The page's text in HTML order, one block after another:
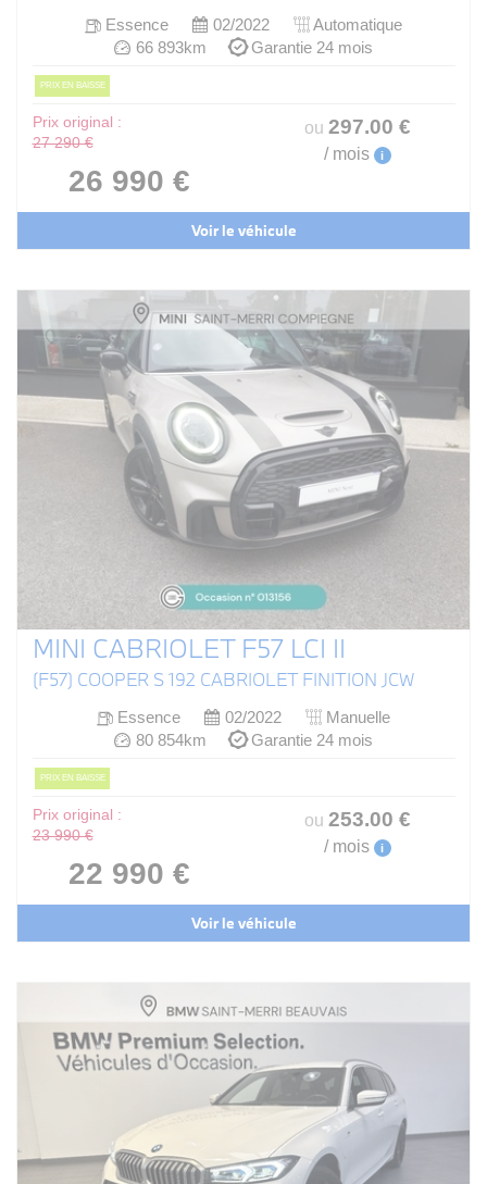
Essence 02/2022
Automatique
66 893km
Garantie 24 mois
PRIX EN BAISSE
Prix original :
27 290 €
26 990 €
ou 297.00 €
/ mois i
Voir le véhicule
MINI CABRIOLET F57 LCI II
(F57) COOPER S 192 CABRIOLET FINITION JCW
Essence 02/2022
Manuelle
80 854km
Garantie 24 mois
PRIX EN BAISSE
Prix original :
23 990 €
22 990 €
ou 253.00 €
/ mois i
Voir le véhicule